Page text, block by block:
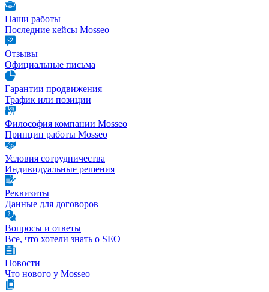
Наши работы
Последние кейсы Mosseo
Отзывы
Официальные письма
Гарантии продвижения
Трафик или позиции
Философия компании Mosseo
Принцип работы Mosseo
Условия сотрудничества
Индивидуальные решения
Реквизиты
Данные для договоров
Вопросы и ответы
Все, что хотели знать о SEO
Новости
Что нового у Mosseo